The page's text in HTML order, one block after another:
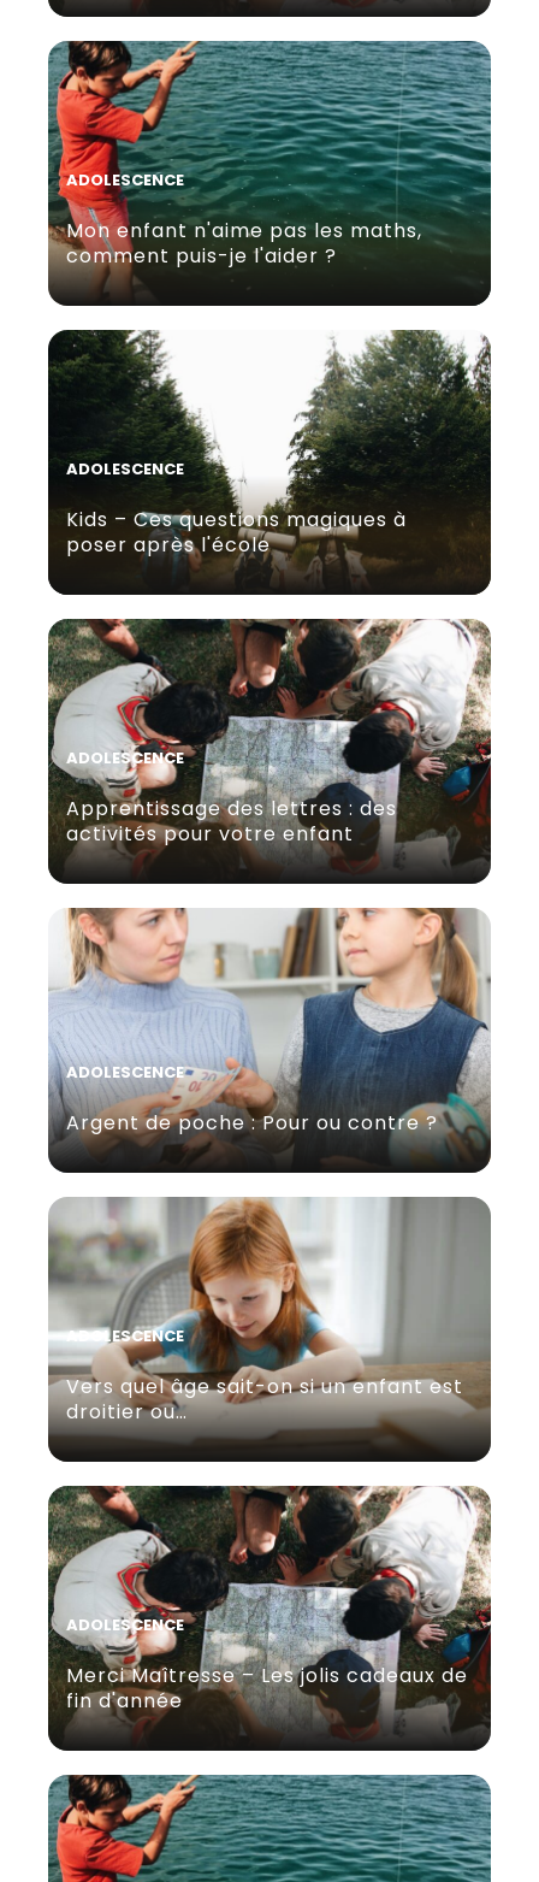
ADOLESCENCE
Mon enfant n'aime pas les maths,
comment puis-je l'aider ?
ADOLESCENCE
Kids – Ces questions magiques à
poser après l'école
ADOLESCENCE
Apprentissage des lettres : des
activités pour votre enfant
ADOLESCENCE
Argent de poche : Pour ou contre ?
ADOLESCENCE
Vers quel âge sait-on si un enfant est
droitier ou…
ADOLESCENCE
Merci Maîtresse – Les jolis cadeaux de
fin d'année